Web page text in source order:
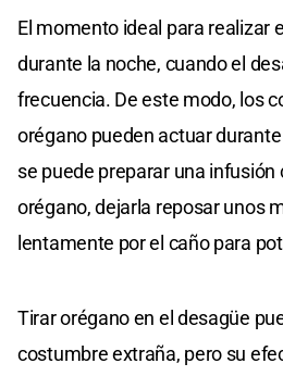
El momento ideal para realizar
durante la noche, cuando el
frecuencia. De este modo, los
orégano pueden actuar
se puede preparar una infusión
orégano, dejarla reposar unos
lentamente por el caño para
Tirar orégano en el desagüe
costumbre extraña, pero su